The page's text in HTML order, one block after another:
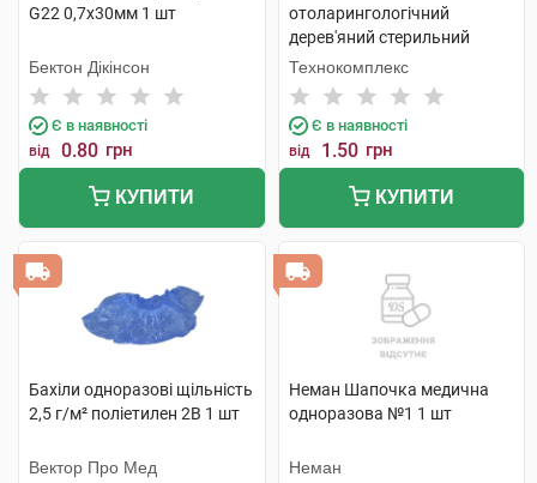
G22 0,7х30мм 1 шт
Бектон Дікінсон
Є в наявності
від 0.80 грн
КУПИТИ
отоларингологічний
дерев'яний стерильний
1240101 1 шт
Технокомплекс
Є в наявності
від 1.50 грн
КУПИТИ
Бахіли одноразові щільність
2,5 г/м² поліетилен 2В 1 шт
Вектор Про Мед
Неман Шапочка медична
одноразова №1 1 шт
Неман